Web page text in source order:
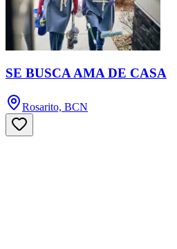
SE BUSCA AMA DE CASA
Rosarito, BCN